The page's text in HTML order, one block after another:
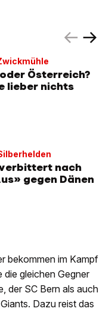
Österreich?
lieber nichts
nach
gegen Dänen
bekommen im Kampf
gleichen Gegner
der SC Bern als auch
Dazu reist das